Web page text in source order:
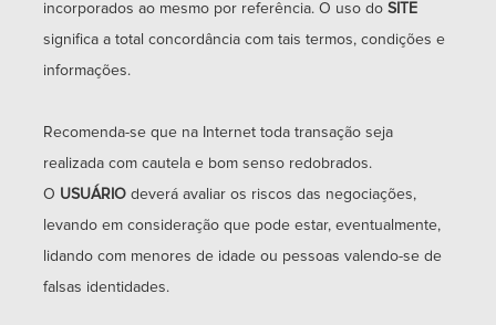
(54)
98117.5438
Locação
(54)
99165.7994
incorporados ao mesmo por referência. O uso do SITE
significa a total concordância com tais termos, condições e
informações.
Recomenda-se que na Internet toda transação seja
realizada com cautela e bom senso redobrados.
O USUÁRIO deverá avaliar os riscos das negociações,
levando em consideração que pode estar, eventualmente,
lidando com menores de idade ou pessoas valendo-se de
falsas identidades.